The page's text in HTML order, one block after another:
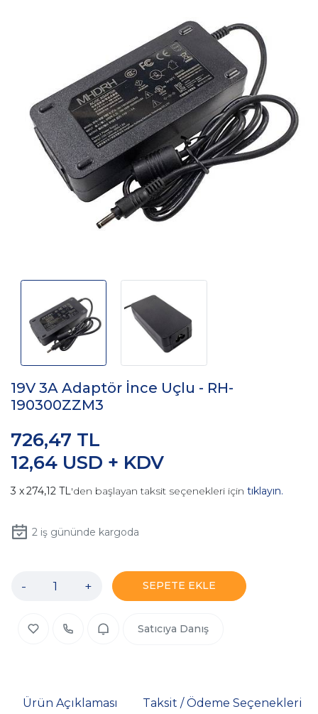
19V 3A Adaptör İnce Uçlu - RH-
190300ZZM3
12,64 USD + KDV
726,47 TL
274,12 TL'den başlayan taksit seçenekleri için tıklayın.
2iş gününde kargoda
- + SEPETE EKLE
Satıcıya Danış
Ürün Açıklaması Taksit / Ödeme Seçenekleri